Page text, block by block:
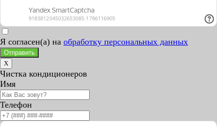
Я согласен(а) на обработку персональных данных
Отправить
X
Чистка кондиционеров
Имя
Телефон